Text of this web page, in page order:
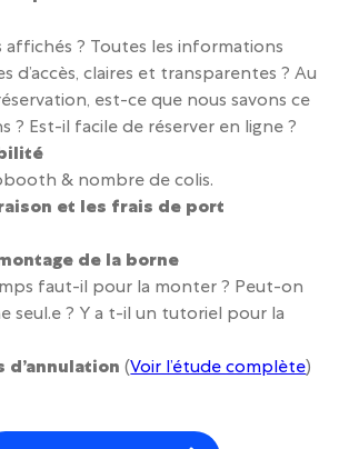
affichés ? Toutes les informations
d’accès, claires et transparentes ? Au
est-ce que nous savons ce
? Est-il facile de réserver en ligne ?
& nombre de colis.
et les frais de port
de la borne
faut-il pour la monter ? Peut-on
seul.e ? Y a t-il un tutoriel pour la
d’annulation (Voir l’étude complète)